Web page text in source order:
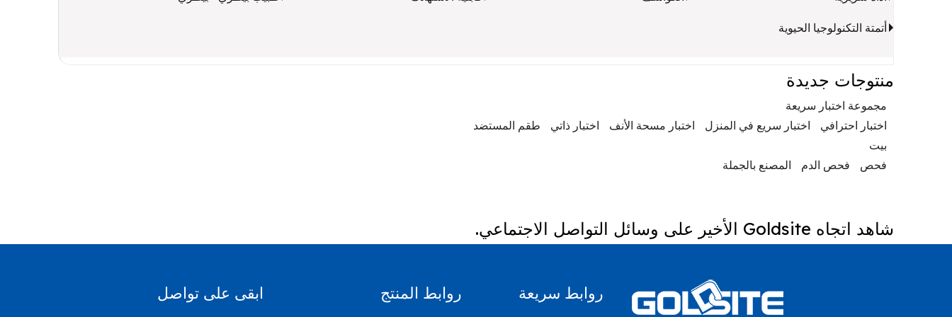
أتمتة التكنولوجيا الحيوية
منتوجات جديدة
مجموعة اختبار سريعة
اختبار احترافي
اختبار سريع في المنزل اختبار مسحة الأنف اختبار ذاتي
طقم المستضد
بيت
فحص
فحص الدم المصنع بالجملة
شاهد اتجاه Goldsite الأخير على وسائل التواصل الاجتماعي.
روابط سريعة روابط المنتج ابقى على تواصل